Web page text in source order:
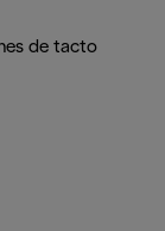
de tacto